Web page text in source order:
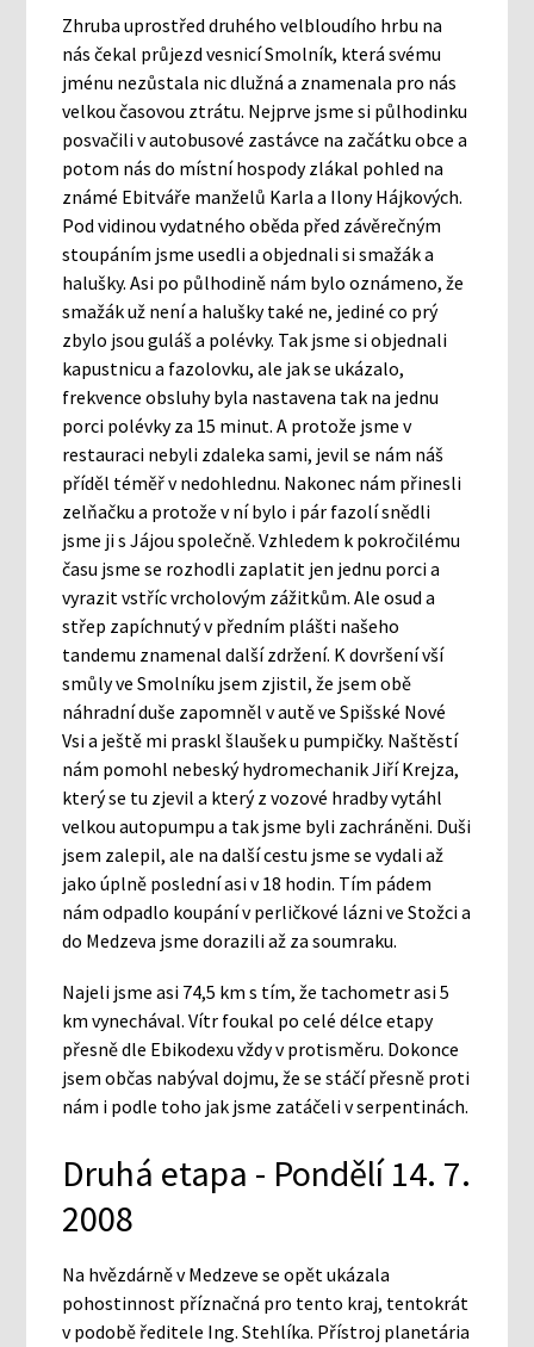
Zhruba uprostřed druhého velbloudího hrbu na
nás čekal průjezd vesnicí Smolník, která svému
jménu nezůstala nic dlužná a znamenala pro nás
velkou časovou ztrátu. Nejprve jsme si půlhodinku
posvačili v autobusové zastávce na začátku obce a
potom nás do místní hospody zlákal pohled na
známé Ebitváře manželů Karla a Ilony Hájkových.
Pod vidinou vydatného oběda před závěrečným
stoupáním jsme usedli a objednali si smažák a
halušky. Asi po půlhodině nám bylo oznámeno, že
smažák už není a halušky také ne, jediné co prý
zbylo jsou guláš a polévky. Tak jsme si objednali
kapustnicu a fazolovku, ale jak se ukázalo,
frekvence obsluhy byla nastavena tak na jednu
porci polévky za 15 minut. A protože jsme v
restauraci nebyli zdaleka sami, jevil se nám náš
příděl téměř v nedohlednu. Nakonec nám přinesli
zelňačku a protože v ní bylo i pár fazolí snědli
jsme ji s Jájou společně. Vzhledem k pokročilému
času jsme se rozhodli zaplatit jen jednu porci a
vyrazit vstříc vrcholovým zážitkům. Ale osud a
střep zapíchnutý v předním plášti našeho
tandemu znamenal další zdržení. K dovršení vší
smůly ve Smolníku jsem zjistil, že jsem obě
náhradní duše zapomněl v autě ve Spišské Nové
Vsi a ještě mi praskl šlaušek u pumpičky. Naštěstí
nám pomohl nebeský hydromechanik Jiří Krejza,
který se tu zjevil a který z vozové hradby vytáhl
velkou autopumpu a tak jsme byli zachráněni. Duši
jsem zalepil, ale na další cestu jsme se vydali až
jako úplně poslední asi v 18 hodin. Tím pádem
nám odpadlo koupání v perličkové lázni ve Stožci a
do Medzeva jsme dorazili až za soumraku.
Najeli jsme asi 74,5 km s tím, že tachometr asi 5
km vynechával. Vítr foukal po celé délce etapy
přesně dle Ebikodexu vždy v protisměru. Dokonce
jsem občas nabýval dojmu, že se stáčí přesně proti
nám i podle toho jak jsme zatáčeli v serpentinách.
Druhá etapa - Pondělí 14. 7.
2008
Na hvězdárně v Medzeve se opět ukázala
pohostinnost příznačná pro tento kraj, tentokrát
v podobě ředitele Ing. Stehlíka. Přístroj planetária